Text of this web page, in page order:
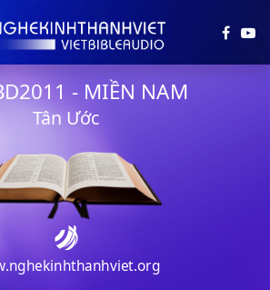
- MIỀN NAM
Tân Ước